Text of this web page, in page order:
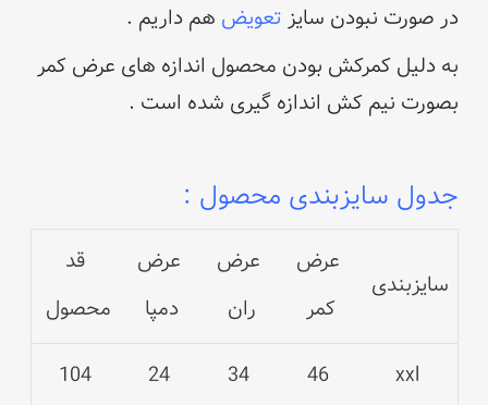
در صورت نبودن سایز تعویض هم داریم .
به دلیل کمرکش بودن محصول اندازه های عرض کمر
بصورت نیم کش اندازه گیری شده است .
جدول سایزبندی محصول :
سایزبندی
عرض
کمر
عرض
ران
عرض
دمپا
قد
محصول
xxl
46
34
24
104